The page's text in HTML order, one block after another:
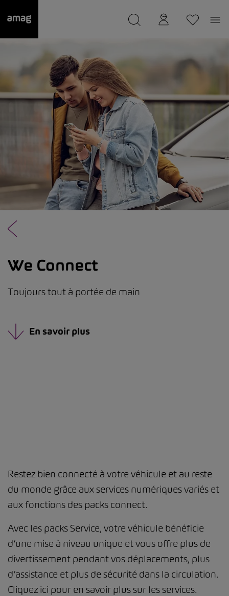
We Connect
Toujours tout à portée de main
En savoir plus
Restez bien connecté à votre véhicule et au reste
du monde grâce aux services numériques variés et
aux fonctions des packs connect.
Avec les packs Service, votre véhicule bénéficie
d’une mise à niveau unique et vous offre plus de
divertissement pendant vos déplacements, plus
d’assistance et plus de sécurité dans la circulation.
Cliquez ici pour en savoir plus sur les services.